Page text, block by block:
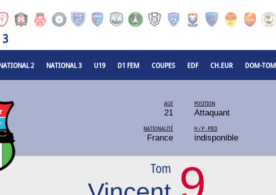
2 NATIONAL 3 U19 D1 FEM COUPES EDF CH.EUR DOM-TOM
AGE
21
NATIONALITÉ
France
POSITION
Attaquant
H / P - PIED
indisponible
9
Tom